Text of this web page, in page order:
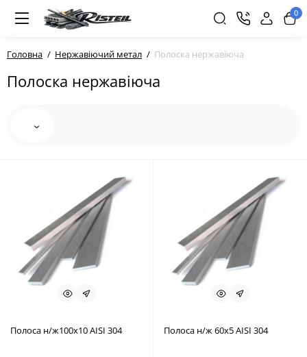
0
Головна Нержавіючий метал Полоска нержавіюча
Полоска нержавіюча
Полоса н/ж100х10 AISI 304 Полоса н/ж 60х5 AISI 304